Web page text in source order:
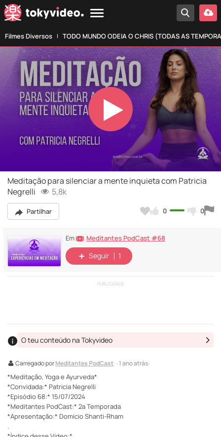
Filmes Diversos TODO MUNDO ODEIA O CHRIS (TODAS AS
Play
Video
Meditação para silenciar a mente inquieta com Patricia
Negrelli
5,8k
Partilhar 0 0
Em Meditantes PodCast #68
Seguir 1
PUBLICIDADE
Carregado porMeditantes PodCast · 1 ano atrás ·
O teu conteúdo na Tokyvideo
*Meditação, Yoga e Ayurveda*
*Convidada:* Patricia Negrelli
*Episódio 68:* 15/07/2024
*Meditantes PodCast:* 2ª Temporada
*Apresentação:* Domício Shanti-Rham
.